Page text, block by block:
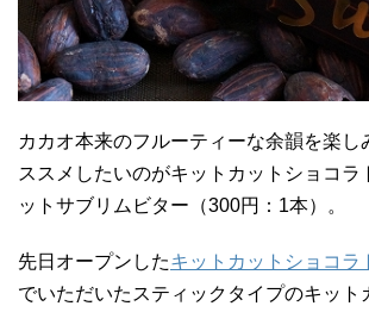
カカオ本来のフルーティーな余韻を楽し
ススメしたいのがキットカットショコラ
ットサブリムビター（300円：1本）。
先日オープンしたキットカットショコラ
でいただいたスティックタイプのキット